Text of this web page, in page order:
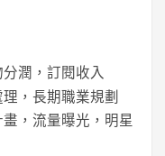
潤，訂閱收入
，長期職業規劃
，流量曝光，明星